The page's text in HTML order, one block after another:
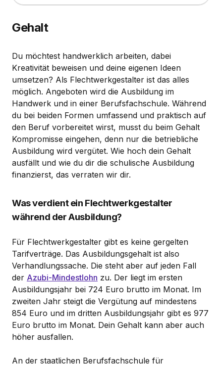
Gehalt
Du möchtest handwerklich arbeiten, dabei
Kreativität beweisen und deine eigenen Ideen
umsetzen? Als Flechtwerkgestalter ist das alles
möglich. Angeboten wird die Ausbildung im
Handwerk und in einer Berufsfachschule. Während
du bei beiden Formen umfassend und praktisch auf
den Beruf vorbereitet wirst, musst du beim Gehalt
Kompromisse eingehen, denn nur die betriebliche
Ausbildung wird vergütet. Wie hoch dein Gehalt
ausfällt und wie du dir die schulische Ausbildung
finanzierst, das verraten wir dir.
Was verdient ein Flechtwerkgestalter
während der Ausbildung?
Für Flechtwerkgestalter gibt es keine gergelten
Tarifverträge. Das Ausbildungsgehalt ist also
Verhandlungssache. Die steht aber auf jeden Fall
der Azubi-Mindestlohn zu. Der liegt im ersten
Ausbildungsjahr bei 724 Euro brutto im Monat. Im
zweiten Jahr steigt die Vergütung auf mindestens
854 Euro und im dritten Ausbildungsjahr gibt es 977
Euro brutto im Monat. Dein Gehalt kann aber auch
höher ausfallen.
An der staatlichen Berufsfachschule für